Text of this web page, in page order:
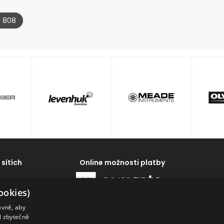
808
sítích Online možnosti platby
aby
zbytečně